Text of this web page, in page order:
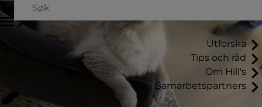
Utforska
Tips och råd
Om Hill's
Samarbetspartners